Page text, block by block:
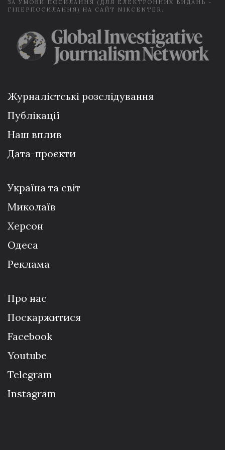
ЗА УМОВИ ПОСИЛАННЯ (ДЛЯ ЕЛЕКТРОННИХ ВИДАНЬ -
ГІПЕРПОСИЛАННЯ) НА САЙТ NIKCENTER.
Журналістські розслідування
Публікації
Наш вплив
Дата-проєкти
Україна та світ
Миколаїв
Херсон
Одеса
Реклама
Про нас
Поскаржитися
Facebook
Youtube
Telegram
Instagram